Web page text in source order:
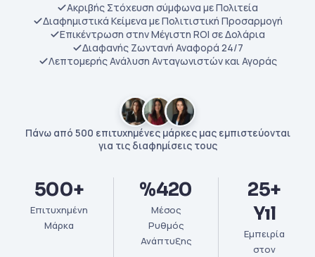
Ακριβής Στόχευση σύμφωνα με Πολιτεία
Διαφημιστικά Κείμενα με Πολιτιστική Προσαρμογή
Επικέντρωση στην Μέγιστη ROI σε Δολάρια
Διαφανής Ζωντανή Αναφορά 24/7
Λεπτομερής Ανάλυση Ανταγωνιστών και Αγοράς
Πάνω από 500 επιτυχημένες μάρκες μας εμπιστεύονται
για τις διαφημίσεις τους
500+
Επιτυχημένη
Μάρκα
%420
Μέσος
Ρυθμός
Ανάπτυξης
25+
Yıl
Εμπειρία
στον